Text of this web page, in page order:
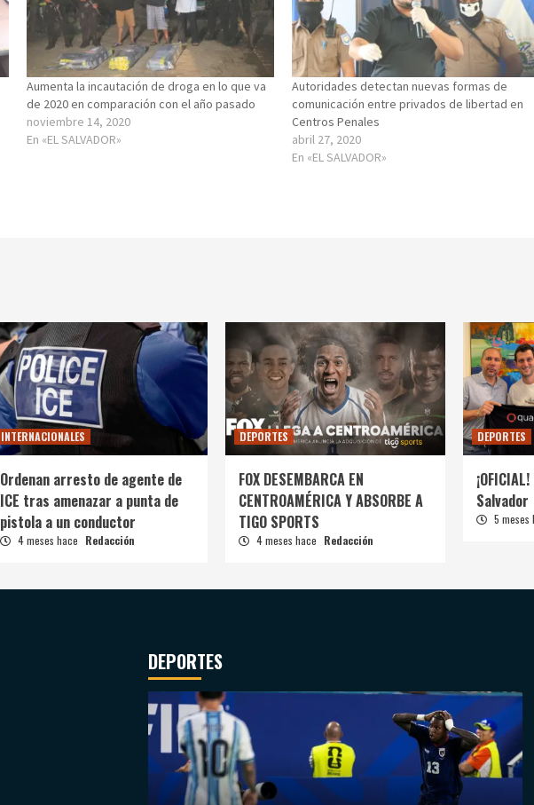
Aumenta la incautación de droga en lo que va
de 2020 en comparación con el año pasado
noviembre 14, 2020
En «EL SALVADOR»
Autoridades detectan nuevas formas de
comunicación entre privados de libertad en
Centros Penales
abril 27, 2020
En «EL SALVADOR»
INTERNACIONALES
Ordenan arresto de agente de
ICE tras amenazar a punta de
pistola a un conductor
4 meses hace Redacción
DEPORTES
FOX DESEMBARCA EN
CENTROAMÉRICA Y ABSORBE A
TIGO SPORTS
4 meses hace Redacción
DEPORTES
Salvador
5
DEPORTES